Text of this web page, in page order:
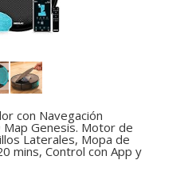
con Navegación
Map Genesis. Motor de
Laterales, Mopa de
mins, Control con App y